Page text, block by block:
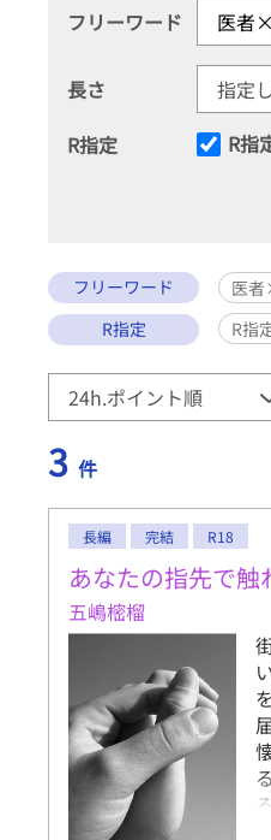
フリーワード
長さ
R指定
R指
フリーワード
医
R指定
R指
3 件
長編 完結 R18
あなたの指先で触
五嶋樒榴